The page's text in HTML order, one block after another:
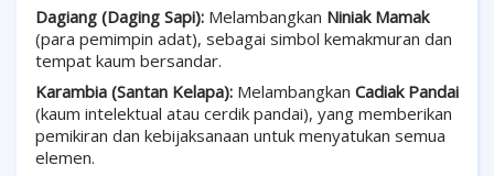
Dagiang (Daging Sapi): Melambangkan Niniak Mamak
(para pemimpin adat), sebagai simbol kemakmuran dan
tempat kaum bersandar.
Karambia (Santan Kelapa): Melambangkan Cadiak Pandai
(kaum intelektual atau cerdik pandai), yang memberikan
pemikiran dan kebijaksanaan untuk menyatukan semua
elemen.